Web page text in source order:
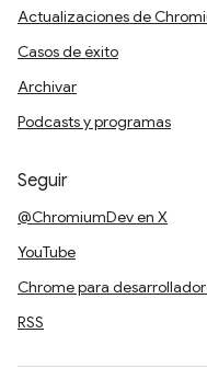
Actualizaciones de
Casos de éxito
Archivar
Podcasts y programas
Seguir
@ChromiumDev en X
YouTube
Chrome para
RSS